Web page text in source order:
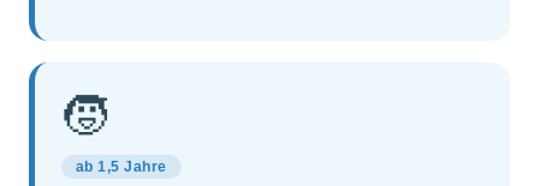
🧒
ab 1,5 Jahre